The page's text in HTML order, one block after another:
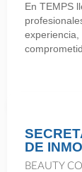
En TEMPS
DE
BEAUTY